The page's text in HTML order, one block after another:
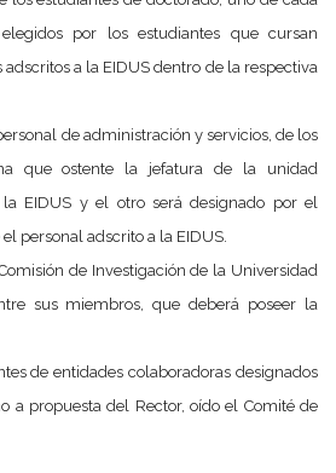
por los estudiantes que cursan
a la EIDUS dentro de la respectiva
de administración y servicios, de los
que ostente la jefatura de la unidad
EIDUS y el otro será designado por el
personal adscrito a la EIDUS.
de Investigación de la Universidad
sus miembros, que deberá poseer la
de entidades colaboradoras designados
a propuesta del Rector, oído el Comité de